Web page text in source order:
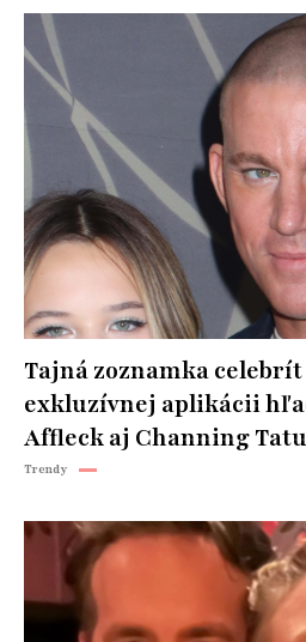
Tajná zoznamka celebrít
exkluzívnej aplikácii
Affleck aj Channing
Trendy